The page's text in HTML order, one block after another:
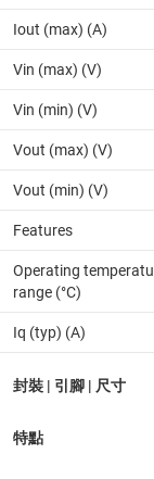
Iout (max) (A)
Vin (max) (V)
Vin (min) (V)
Vout (max) (V)
Vout (min) (V)
Features
Operating
range (°C)
Iq (typ) (A)